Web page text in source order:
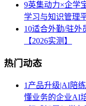
9英集动力×企学
学习与知识管理
10适合外勤/驻外
【2026实测】
热门动态
1 产品升级|AI陪
懂业务的企业AI